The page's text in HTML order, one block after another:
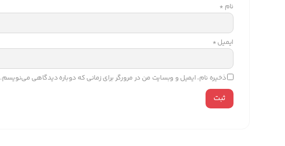
نام *
ایمیل*
ذخیره نام، ایمیل و وبسایت من در مرورگر برای زمانی که دوباره دیدگاهی می‌نویسم.